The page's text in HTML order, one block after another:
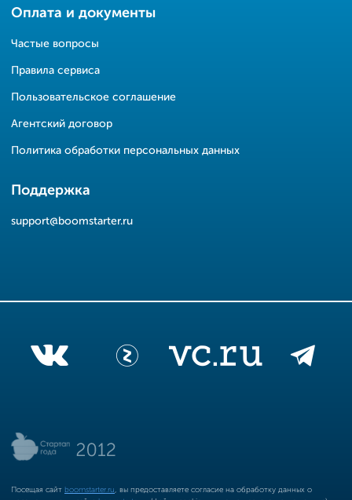
Оплата и документы
Частые вопросы
Правила сервиса
Пользовательское соглашение
Агентский договор
Политика обработки персональных данных
Поддержка
support@boomstarter.ru
Посещая сайт boomstarter.ru , вы предоставляете согласие на обработку данных о